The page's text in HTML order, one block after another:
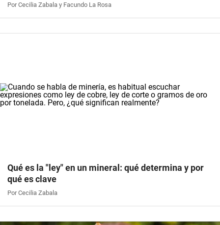
Por Cecilia Zabala y Facundo La Rosa
Qué es la "ley" en un mineral: qué determina y por
qué es clave
Por Cecilia Zabala